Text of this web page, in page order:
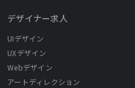
デザイナー求人
UIデザイン
UXデザイン
Webデザイン
アートディレクション